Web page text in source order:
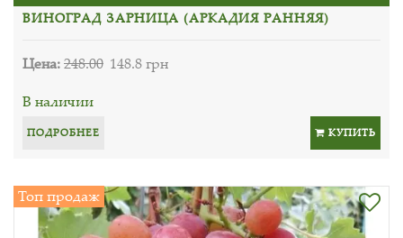
ВИНОГРАД ЗАРНИЦА (АРКАДИЯ РАННЯЯ)
Цена:248.00 148.8 грн
В наличии
ПОДРОБНЕЕ КУПИТЬ
Топ продаж